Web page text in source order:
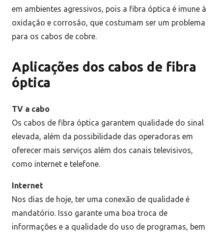
em ambientes agressivos, pois a fibra óptica é imune à
oxidação e corrosão, que costumam ser um problema
para os cabos de cobre.
Aplicações dos cabos de fibra
óptica
TV a cabo
Os cabos de fibra óptica garantem qualidade do sinal
elevada, além da possibilidade das operadoras em
oferecer mais serviços além dos canais televisivos,
como internet e telefone.
Internet
Nos dias de hoje, ter uma conexão de qualidade é
mandatório. Isso garante uma boa troca de
informações e a qualidade do uso de programas, bem